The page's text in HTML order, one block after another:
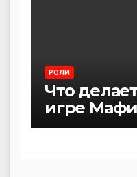
РОЛИ
Что
игре